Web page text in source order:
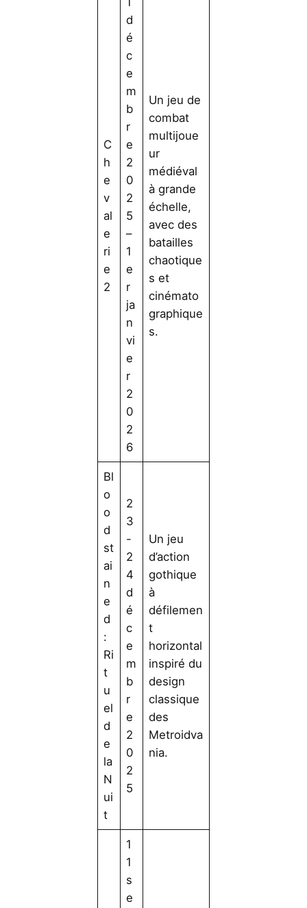
C
h
e
v
al
e
ri
e
2
d
é
c
e
m
b
r
e
2
0
2
5
–
1
e
r
ja
n
vi
e
r
2
0
2
6
Un jeu de
combat
multijoue
ur
médiéval
à grande
échelle,
avec des
batailles
chaotique
s et
cinémato
graphique
s.
Bl
o
o
d
st
ai
n
e
d
:
Ri
t
u
el
d
e
la
N
ui
t
2
3
-
2
4
d
é
c
e
m
b
r
e
2
0
2
5
Un jeu
d’action
gothique
à
défilemen
t
horizontal
inspiré du
design
classique
des
Metroidva
nia.
1
1
s
e